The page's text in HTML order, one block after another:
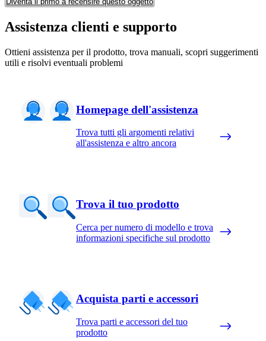
Assistenza clienti e supporto
Ottieni assistenza per il prodotto, trova manuali, scopri suggerimenti
utili e risolvi eventuali problemi
Homepage dell'assistenza
Trova tutti gli argomenti relativi
all'assistenza e altro ancora
Trova il tuo prodotto
Cerca per numero di modello e trova
informazioni specifiche sul prodotto
Acquista parti e accessori
Trova parti e accessori del tuo
prodotto